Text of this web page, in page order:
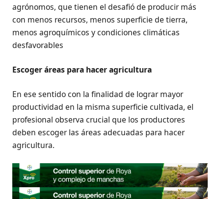
agrónomos, que tienen el desafió de producir más
con menos recursos, menos superficie de tierra,
menos agroquímicos y condiciones climáticas
desfavorables
Escoger áreas para hacer agricultura
En ese sentido con la finalidad de lograr mayor
productividad en la misma superficie cultivada, el
profesional observa crucial que los productores
deben escoger las áreas adecuadas para hacer
agricultura.